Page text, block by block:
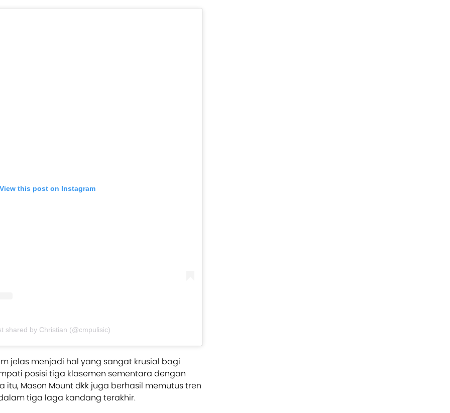
this post on Instagram
shared by Christian (@cmpulisic)
jelas menjadi hal yang sangat krusial bagi
posisi tiga klasemen sementara dengan
itu, Mason Mount dkk juga berhasil memutus tren
tiga laga kandang terakhir.